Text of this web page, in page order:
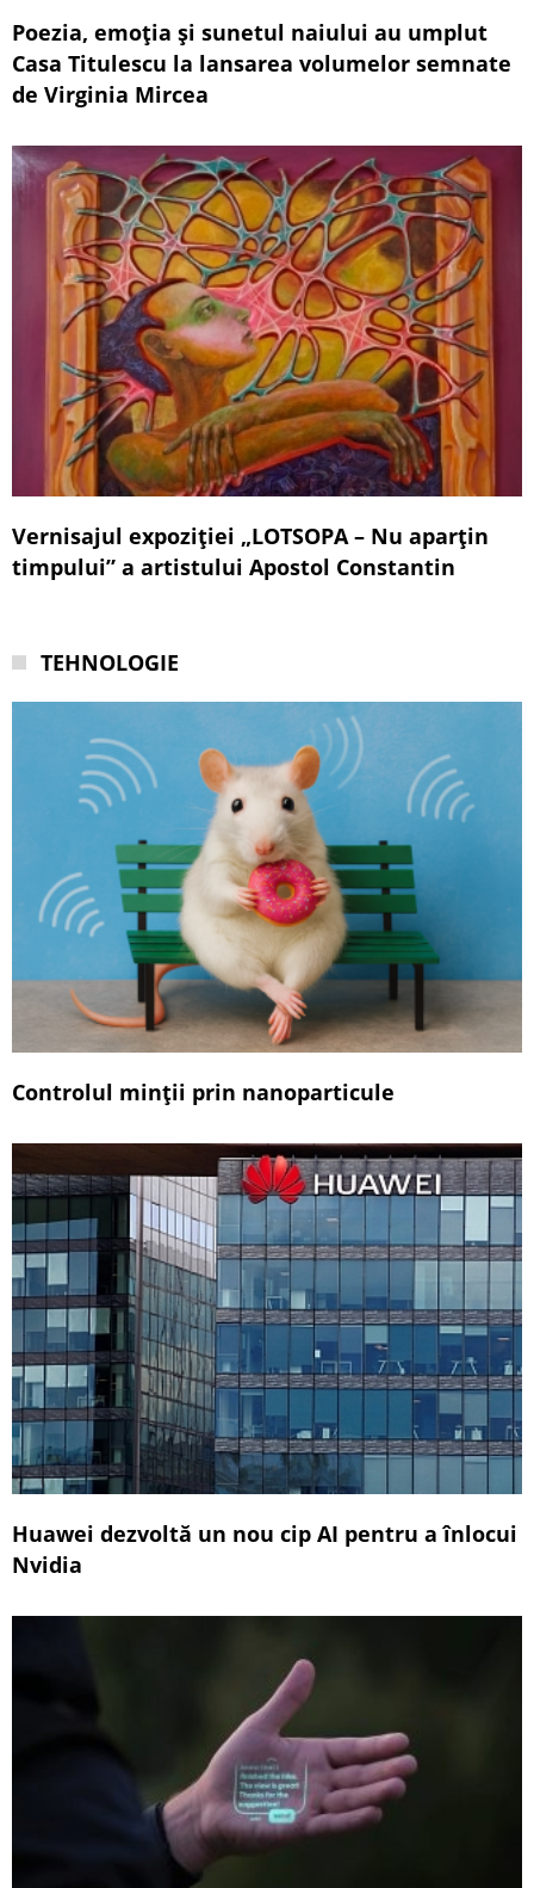
Poezia, emoția și sunetul naiului au umplut
Casa Titulescu la lansarea volumelor semnate
de Virginia Mircea
Vernisajul expoziției „LOTSOPA – Nu aparțin
timpului” a artistului Apostol Constantin
TEHNOLOGIE
Controlul minții prin nanoparticule
Huawei dezvoltă un nou cip AI pentru a înlocui
Nvidia